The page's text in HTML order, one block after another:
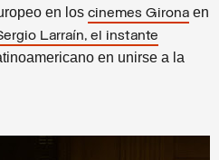
en los cinemes Girona en
Larraín, el instante
en unirse a la